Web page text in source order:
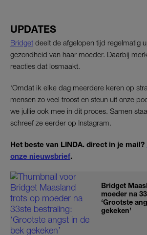
UPDATES
Bridget deelt de afgelopen tijd regelmatig
gezondheid van haar moeder. Daarbij
reacties dat losmaakt.
‘Omdat ik elke dag meerdere keren op
mensen zo veel troost en steun uit onze
we jullie ook mee in dit proces. Samen
schreef ze eerder op Instagram.
Het beste van LINDA. direct in je mail?
onze nieuwsbrief.
Bridget
moeder na
‘Grootste
gekeken’